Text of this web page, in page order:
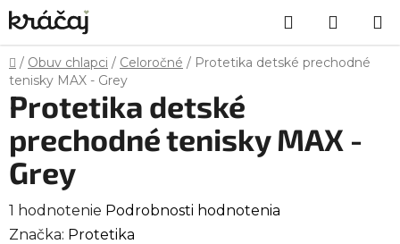
Prejsť
na
obsah
Hľadať
KOŠÍK
Domov
/ Obuv chlapci / Celoročné / Protetika detské prechodné
tenisky MAX - Grey
Protetika detské
prechodné tenisky MAX -
Grey
Priemerné
hodnotenie
1 hodnotenie Podrobnosti hodnotenia
Značka: Protetika